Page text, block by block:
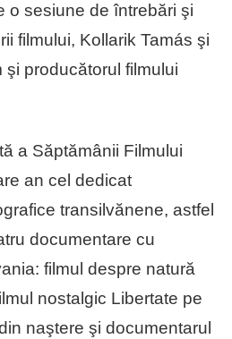
o sesiune de întrebări şi
filmului, Kollarik Tamás şi
şi producătorul filmului
a Săptămânii Filmului
an cel dedicat
transilvănene, astfel
documentare cu
filmul despre natură
nostalgic Libertate pe
naştere şi documentarul